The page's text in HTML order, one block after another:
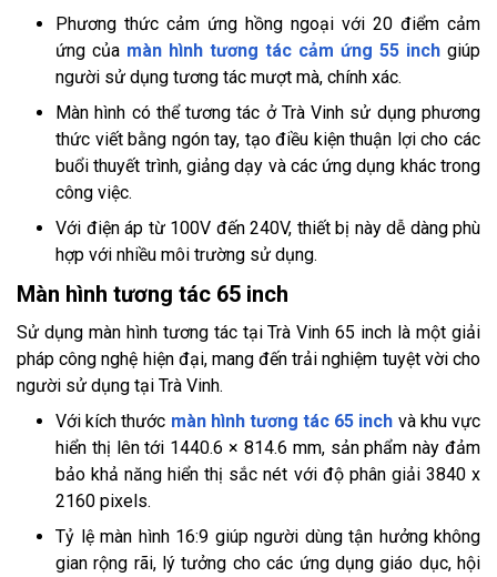
Phương thức cảm ứng hồng ngoại với 20 điểm cảm
ứng của màn hình tương tác cảm ứng 55 inch giúp
người sử dụng tương tác mượt mà, chính xác.
Màn hình có thể tương tác ở Trà Vinh sử dụng phương
thức viết bằng ngón tay, tạo điều kiện thuận lợi cho các
buổi thuyết trình, giảng dạy và các ứng dụng khác trong
công việc.
Với điện áp từ 100V đến 240V, thiết bị này dễ dàng phù
hợp với nhiều môi trường sử dụng.
Màn hình tương tác 65 inch
Sử dụng màn hình tương tác tại Trà Vinh 65 inch là một giải
pháp công nghệ hiện đại, mang đến trải nghiệm tuyệt vời cho
người sử dụng tại Trà Vinh.
Với kích thước màn hình tương tác 65 inch và khu vực
hiển thị lên tới 1440.6 × 814.6 mm, sản phẩm này đảm
bảo khả năng hiển thị sắc nét với độ phân giải 3840 x
2160 pixels.
Tỷ lệ màn hình 16:9 giúp người dùng tận hưởng không
gian rộng rãi, lý tưởng cho các ứng dụng giáo dục, hội